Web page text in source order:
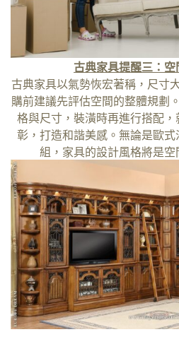
古典家具提醒三：
古典家具以氣勢恢宏著稱，尺寸
購前建議先評估空間的整體規劃
格與尺寸，裝潢時再進行搭配
彰，打造和諧美感。無論是歐
組，家具的設計風格將是空